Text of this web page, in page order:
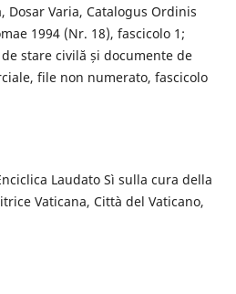
Dosar Varia, Catalogus Ordinis
1994 (Nr. 18), fascicolo 1;
stare civilă și documente de
file non numerato, fascicolo
Laudato Sì sulla cura della
Vaticana, Città del Vaticano,